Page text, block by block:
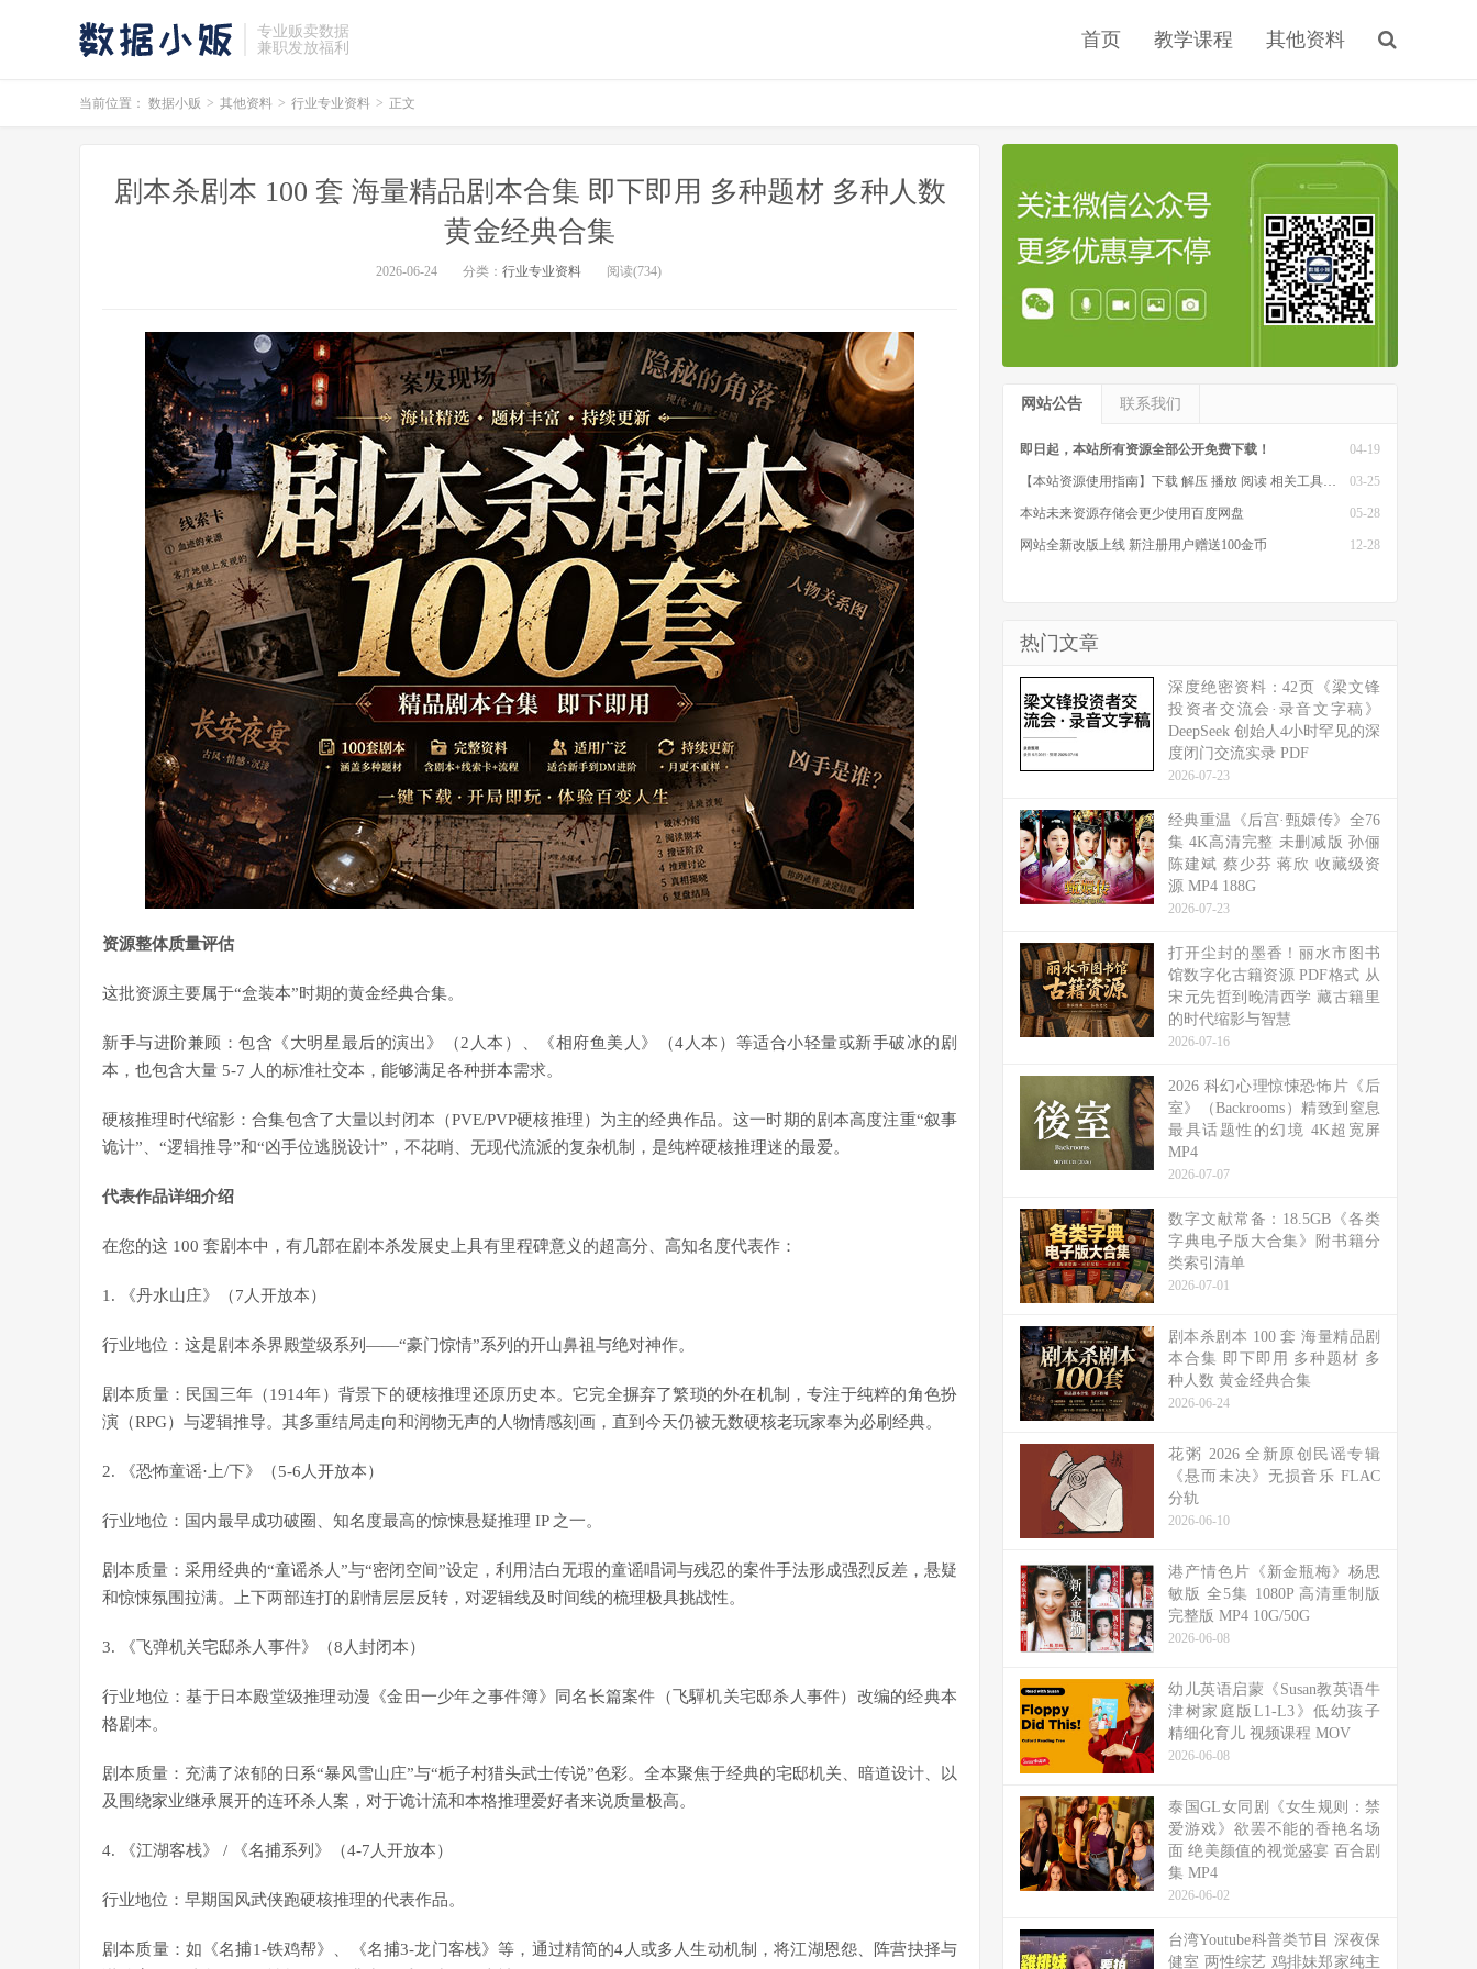
专业贩卖数据
兼职发放福利
首页 教学课程 其他资料
当前位置： 数据小贩 > 其他资料 > 行业专业资料 > 正文
剧本杀剧本 100 套 海量精品剧本合集 即下即用 多种题材 多种人数
黄金经典合集
2026-06-24 分类： 行业专业资料 阅读(734)
资源整体质量评估
这批资源主要属于“盒装本”时期的黄金经典合集。
新手与进阶兼顾：包含《大明星最后的演出》（2人本）、《相府鱼美人》（4人本）等适合小轻量或新手破冰的剧
本，也包含大量 5-7 人的标准社交本，能够满足各种拼本需求。
硬核推理时代缩影：合集包含了大量以封闭本（PVE/PVP硬核推理）为主的经典作品。这一时期的剧本高度注重“叙事
诡计”、“逻辑推导”和“凶手位逃脱设计”，不花哨、无现代流派的复杂机制，是纯粹硬核推理迷的最爱。
代表作品详细介绍
在您的这 100 套剧本中，有几部在剧本杀发展史上具有里程碑意义的超高分、高知名度代表作：
1. 《丹水山庄》（7人开放本）
行业地位：这是剧本杀界殿堂级系列——“豪门惊情”系列的开山鼻祖与绝对神作。
剧本质量：民国三年（1914年）背景下的硬核推理还原历史本。它完全摒弃了繁琐的外在机制，专注于纯粹的角色扮
演（RPG）与逻辑推导。其多重结局走向和润物无声的人物情感刻画，直到今天仍被无数硬核老玩家奉为必刷经典。
2. 《恐怖童谣·上/下》（5-6人开放本）
行业地位：国内最早成功破圈、知名度最高的惊悚悬疑推理 IP 之一。
剧本质量：采用经典的“童谣杀人”与“密闭空间”设定，利用洁白无瑕的童谣唱词与残忍的案件手法形成强烈反差，悬疑
和惊悚氛围拉满。上下两部连打的剧情层层反转，对逻辑线及时间线的梳理极具挑战性。
3. 《飞弹机关宅邸杀人事件》（8人封闭本）
行业地位：基于日本殿堂级推理动漫《金田一少年之事件簿》同名长篇案件（飞驒机关宅邸杀人事件）改编的经典本
格剧本。
剧本质量：充满了浓郁的日系“暴风雪山庄”与“栀子村猎头武士传说”色彩。全本聚焦于经典的宅邸机关、暗道设计、以
及围绕家业继承展开的连环杀人案，对于诡计流和本格推理爱好者来说质量极高。
4. 《江湖客栈》 / 《名捕系列》（4-7人开放本）
行业地位：早期国风武侠跑硬核推理的代表作品。
剧本质量：如《名捕1-铁鸡帮》、《名捕3-龙门客栈》等，通过精简的4人或多人生动机制，将江湖恩怨、阵营抉择与
网站公告 联系我们
04-19
即日起，本站所有资源全部公开免费下载！
03-25
【本站资源使用指南】下载 解压 播放 阅读 相关工具软件
05-28
本站未来资源存储会更少使用百度网盘
12-28
网站全新改版上线 新注册用户赠送100金币
热门文章
深度绝密资料：42页《梁文锋
投资者交流会·录音文字稿》
DeepSeek 创始人4小时罕见的深
度闭门交流实录 PDF
2026-07-23
经典重温《后宫·甄嬛传》全76
集 4K高清完整 未删减版 孙俪
陈建斌 蔡少芬 蒋欣 收藏级资
源 MP4 188G
2026-07-23
打开尘封的墨香！丽水市图书
馆数字化古籍资源 PDF格式 从
宋元先哲到晚清西学 藏古籍里
的时代缩影与智慧
2026-07-16
2026 科幻心理惊悚恐怖片《后
室》（Backrooms）精致到窒息
最具话题性的幻境 4K超宽屏
MP4
2026-07-07
数字文献常备：18.5GB《各类
字典电子版大合集》附书籍分
类索引清单
2026-07-01
剧本杀剧本 100 套 海量精品剧
本合集 即下即用 多种题材 多
种人数 黄金经典合集
2026-06-24
花粥 2026 全新原创民谣专辑
《悬而未决》无损音乐 FLAC
分轨
2026-06-10
港产情色片《新金瓶梅》杨思
敏版 全5集 1080P 高清重制版
完整版 MP4 10G/50G
2026-06-08
幼儿英语启蒙《Susan教英语牛
津树家庭版L1-L3》低幼孩子
精细化育儿 视频课程 MOV
2026-06-08
泰国GL女同剧《女生规则：禁
爱游戏》欲罢不能的香艳名场
面 绝美颜值的视觉盛宴 百合剧
集 MP4
2026-06-02
台湾Youtube科普类节目 深夜保
健室 两性综艺 鸡排妹郑家纯主